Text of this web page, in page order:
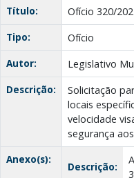
Título:
Ofício 320/
Tipo:
Ofício
Autor:
Legislativo
Descrição:
Solicitação
locais
velocidade
segurança
Anexo(s):
Descrição: